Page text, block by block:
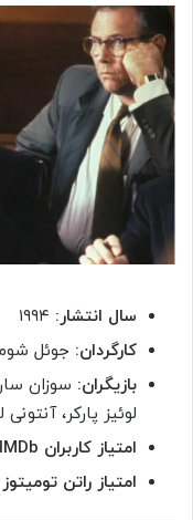
سال انتشار:
کارگردان: جوئل
بازیگران: سوزان
لوئیز پارکر، آنتونی
امتیاز کاربران IMDb به فیلم:
امتیاز راتن